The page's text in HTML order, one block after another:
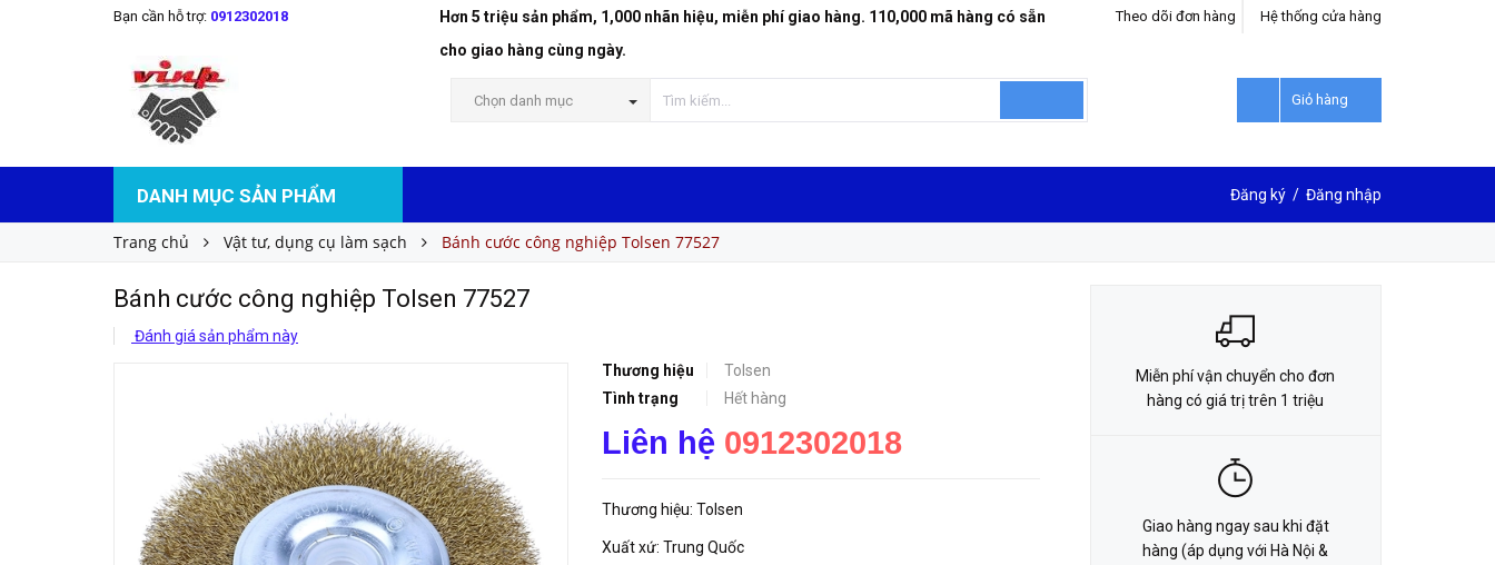
Bạn cần hỗ trợ: 0912302018
Hơn 5 triệu sản phẩm, 1,000 nhãn hiệu, miễn phí giao hàng. 110,000 mã hàng có sẵn
cho giao hàng cùng ngày.
Hệ thống cửa hàng
Theo dõi đơn hàng
Chọn danh mục Giỏ hàng
DANH MỤC SẢN PHẨM Đăng ký / Đăng nhập
Trang chủ Vật tư, dụng cụ làm sạch Bánh cước công nghiệp Tolsen 77527
Bánh cước công nghiệp Tolsen 77527
Đánh giá sản phẩm này
Thương hiệu
Tolsen
Tình trạng
Hết hàng
Liên hệ 0912302018
Thương hiệu: Tolsen
Xuất xứ: Trung Quốc
Bánh cước công nghiệp Tolsen 77527 LIÊN HỆ ĐẶT HÀNG
Miễn phí vận chuyển cho đơn
hàng có giá trị trên 1 triệu
Giao hàng ngay sau khi đặt
hàng (áp dụng với Hà Nội &